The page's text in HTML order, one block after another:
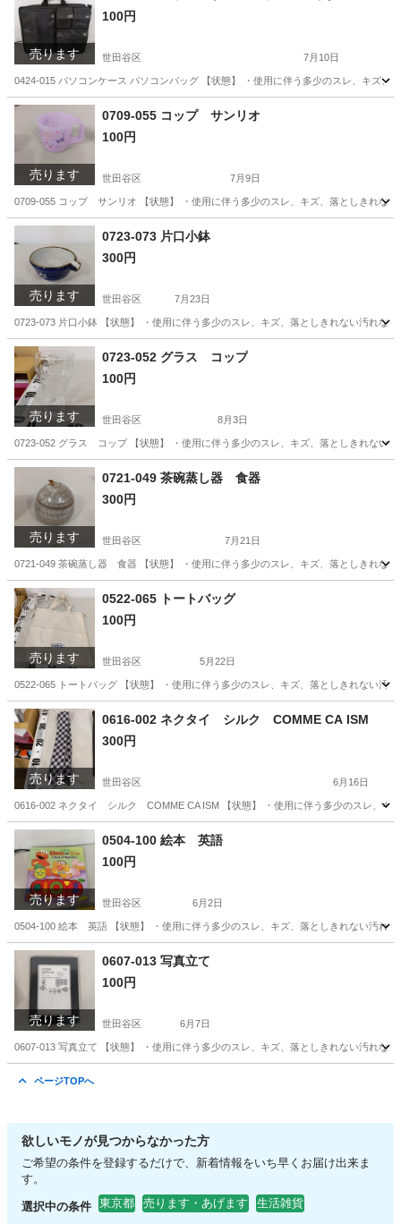
売ります
100円
世田谷区 7月10日
0424-015 パソコンケース パソコンバッグ 【状態】 ・使用に伴う多少のスレ、キズ
パソコンケース
売ります
0709-055 コップ サンリオ
100円
世田谷区 7月9日
0709-055 コップ サンリオ 【状態】 ・使用に伴う多少のスレ、キズ、落としきれな
サンリオ
売ります
0723-073 片口小鉢
300円
世田谷区 7月23日
0723-073 片口小鉢 【状態】 ・使用に伴う多少のスレ、キズ、落としきれない汚れ
東京 世田谷区 片口
売ります
0723-052 グラス コップ
100円
世田谷区 8月3日
0723-052 グラス コップ 【状態】 ・使用に伴う多少のスレ、キズ、落としきれない
現地
売ります
0721-049 茶碗蒸し器 食器
300円
世田谷区 7月21日
0721-049 茶碗蒸し器 食器 【状態】 ・使用に伴う多少のスレ、キズ、落としきれな
東京 世田谷区 インテリア雑貨/小物
売ります
0522-065 トートバッグ
100円
世田谷区 5月22日
0522-065 トートバッグ 【状態】 ・使用に伴う多少のスレ、キズ、落としきれない
東京 世田谷区 現地
売ります
0616-002 ネクタイ シルク COMME CA ISM
300円
世田谷区 6月16日
0616-002 ネクタイ シルク COMME CA ISM 【状態】 ・使用に伴う多少のスレ、キ
現地
売ります
0504-100 絵本 英語
100円
世田谷区 6月2日
0504-100 絵本 英語 【状態】 ・使用に伴う多少のスレ、キズ、落としきれない汚れ
東京 世田谷区 子供用品 現地
売ります
0607-013 写真立て
100円
世田谷区 6月7日
0607-013 写真立て 【状態】 ・使用に伴う多少のスレ、キズ、落としきれない汚れ
ページTOPへ
欲しいモノが見つからなかった方
ご希望の条件を登録するだけで、新着情報をいち早くお届け出来ま
す。
選択中の条件 東京都 売ります・あげます 生活雑貨